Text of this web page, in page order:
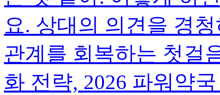
요. 상대의 의견을 경
관계를 회복하는 첫걸
화 전략, 2026 파워약